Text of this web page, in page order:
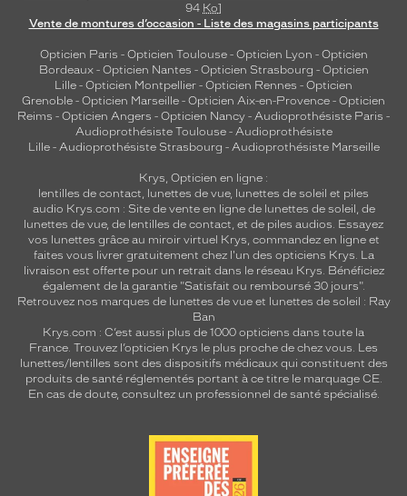
94 Ko]
Vente de montures d’occasion - Liste des magasins participants
Opticien Paris - Opticien Toulouse- Opticien Lyon - Opticien
Bordeaux- Opticien Nantes - Opticien Strasbourg - Opticien
Lille - Opticien Montpellier - Opticien Rennes - Opticien
Grenoble - Opticien Marseille - Opticien Aix-en-Provence - Opticien
Reims - Opticien Angers - Opticien Nancy - Audioprothésiste Paris -
Audioprothésiste Toulouse- Audioprothésiste
Lille- Audioprothésiste Strasbourg - Audioprothésiste Marseille
Krys, Opticien en ligne :
lentilles de contact lunettes de vue, lunettes de soleil et piles
audio Krys.com : Site de vente en ligne de lunettes de soleil, de
lunettes de vue, de lentilles de contact , et de piles audios. Essayez
vos lunettes grâce au miroir virtuel Krys, commandez en ligne et
faites vous livrer gratuitement chez l'un des opticiens Krys. La
livraison est offerte pour un retrait dans le réseau Krys. Bénéficiez
également de la garantie "Satisfait ou remboursé 30 jours".
Retrouvez nos marques de lunettes de vue et lunettes de soleil : Ray
Ban
Krys.com : C’est aussi plus de 1000 opticiens dans toute la
France. Trouvez l’opticien Krys le plus proche de chez vous . Les
lunettes/lentilles sont des dispositifs médicaux qui constituent des
produits de santé réglementés portant à ce titre le marquage CE.
En cas de doute, consultez un professionnel de santé spécialisé.